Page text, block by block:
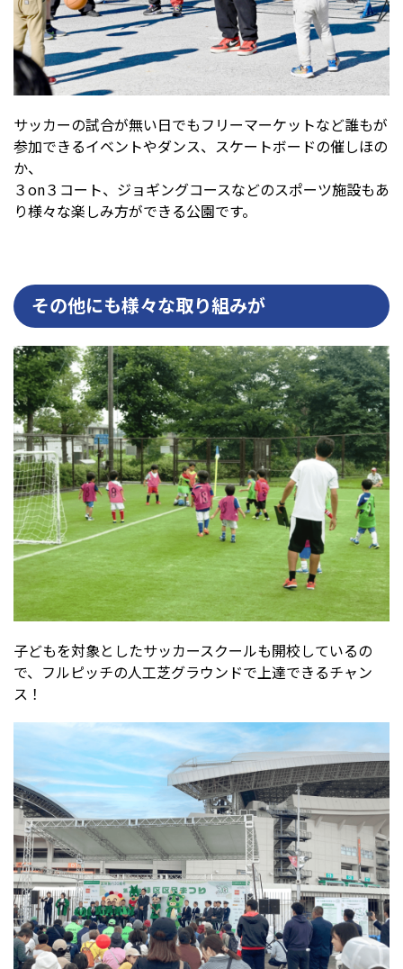
サッカーの試合が無い日でもフリーマーケットなど誰もが
参加できるイベントやダンス、スケートボードの催しほの
か、
３on３コート、ジョギングコースなどのスポーツ施設もあ
り様々な楽しみ方ができる公園です。
その他にも様々な取り組みが
子どもを対象としたサッカースクールも開校しているの
で、フルピッチの人工芝グラウンドで上達できるチャン
ス！